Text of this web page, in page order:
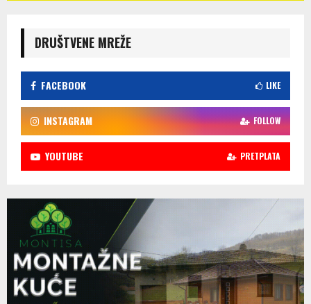
DRUŠTVENE MREŽE
FACEBOOK LIKE
INSTAGRAM FOLLOW
YOUTUBE PRETPLATA